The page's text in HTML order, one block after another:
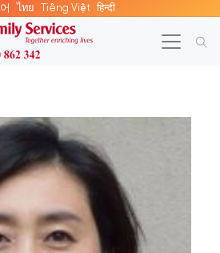
ไทย Tiếng Việt हिन्दी